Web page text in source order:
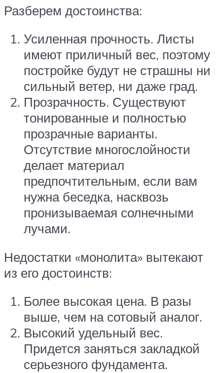
Разберем достоинства:
Усиленная прочность. Листы
имеют приличный вес, поэтому
постройке будут не страшны ни
сильный ветер, ни даже град.
Прозрачность. Существуют
тонированные и полностью
прозрачные варианты.
Отсутствие многослойности
делает материал
предпочтительным, если вам
нужна беседка, насквозь
пронизываемая солнечными
лучами.
Недостатки «монолита» вытекают
из его достоинств:
Более высокая цена. В разы
выше, чем на сотовый аналог.
Высокий удельный вес.
Придется заняться закладкой
серьезного фундамента.